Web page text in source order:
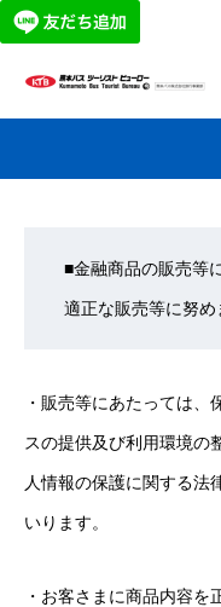
■金融商品の販売等
適正な販売等に努め
・販売等にあたっては
スの提供及び利用環境の
人情報の保護に関する法
いります。
・お客さまに商品内容